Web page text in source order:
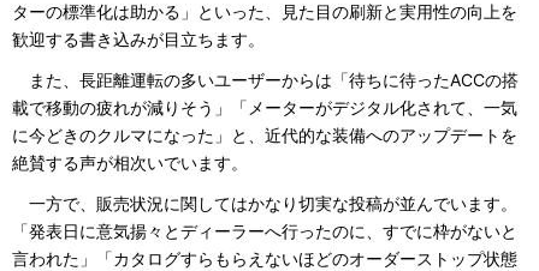
ターの標準化は助かる」といった、見た目の刷新と実用性の向上を
歓迎する書き込みが目立ちます。
また、長距離運転の多いユーザーからは「待ちに待ったACCの搭
載で移動の疲れが減りそう」「メーターがデジタル化されて、一気
に今どきのクルマになった」と、近代的な装備へのアップデートを
絶賛する声が相次いでいます。
一方で、販売状況に関してはかなり切実な投稿が並んでいます。
「発表日に意気揚々とディーラーへ行ったのに、すでに枠がないと
言われた」「カタログすらもらえないほどのオーダーストップ状態